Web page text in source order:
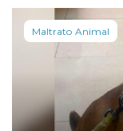
Maltrato Animal